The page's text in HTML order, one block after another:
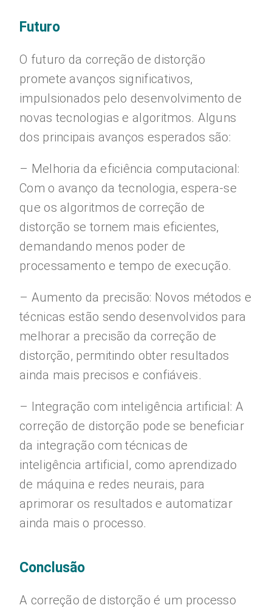
Futuro
O futuro da correção de distorção
promete avanços significativos,
impulsionados pelo desenvolvimento de
novas tecnologias e algoritmos. Alguns
dos principais avanços esperados são:
– Melhoria da eficiência computacional:
Com o avanço da tecnologia, espera-se
que os algoritmos de correção de
distorção se tornem mais eficientes,
demandando menos poder de
processamento e tempo de execução.
– Aumento da precisão: Novos métodos e
técnicas estão sendo desenvolvidos para
melhorar a precisão da correção de
distorção, permitindo obter resultados
ainda mais precisos e confiáveis.
– Integração com inteligência artificial: A
correção de distorção pode se beneficiar
da integração com técnicas de
inteligência artificial, como aprendizado
de máquina e redes neurais, para
aprimorar os resultados e automatizar
ainda mais o processo.
Conclusão
A correção de distorção é um processo